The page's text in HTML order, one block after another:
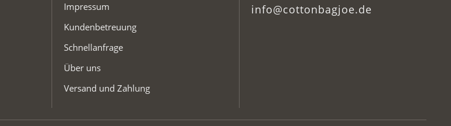
Impressum
Kundenbetreuung
Schnellanfrage
Über uns
Versand und Zahlung
info@cottonbagjoe.de